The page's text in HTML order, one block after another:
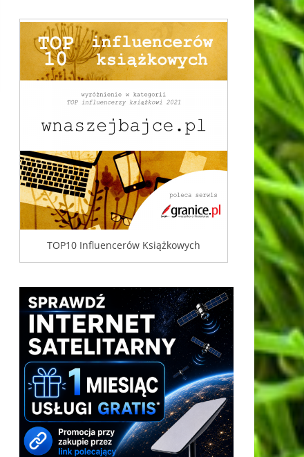
TOP10 Influencerów Książkowych